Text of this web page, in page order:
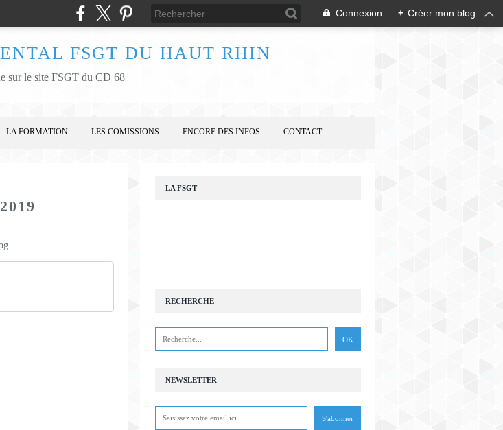
Connexion + Créer mon blog
FSGT DU HAUT RHIN
sur le site FSGT du CD 68
LA FORMATION LES COMISSIONS ENCORE DES INFOS CONTACT
NEWSLETTER
RECHERCHE
LA FSGT